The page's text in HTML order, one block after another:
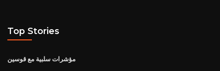
Top Stories
مؤشرات سلبية مع قوسين